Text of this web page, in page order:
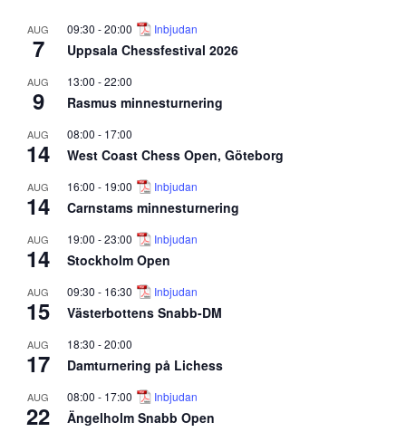
AUG
7
09:30 -20:00 Inbjudan
Uppsala Chessfestival 2026
AUG
9
13:00 -22:00
Rasmus minnesturnering
AUG
14
08:00 - 17:00
West Coast Chess Open, Göteborg
AUG
14
16:00 - 19:00 Inbjudan
Carnstams minnesturnering
AUG
14
19:00 -23:00 Inbjudan
Stockholm Open
AUG
15
09:30 - 16:30 Inbjudan
Västerbottens Snabb-DM
AUG
17
18:30 -20:00
Damturnering på Lichess
AUG
22
08:00 - 17:00 Inbjudan
Ängelholm Snabb Open